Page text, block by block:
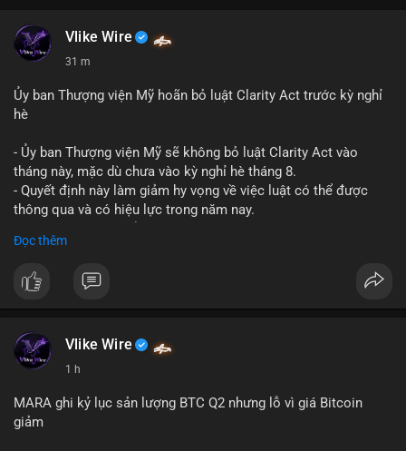
Vlike Wire
31 m
Ủy ban Thượng viện Mỹ hoãn bỏ luật Clarity Act trước kỳ nghỉ
hè
- Ủy ban Thượng viện Mỹ sẽ không bỏ luật Clarity Act vào
tháng này, mặc dù chưa vào kỳ nghỉ hè tháng 8.
- Quyết định này làm giảm hy vọng về việc luật có thể được
thông qua và có hiệu lực trong năm nay.
mục chứng chỉ cho tài sản số tại Mỹ.
và phát triển thị trường crypto tại Mỹ.
#vlikevn #titanbot
📰 Nguồn: CoinDesk
Đọc thêm
Vlike Wire
1 h
MARA ghi kỷ lục sản lượng BTC Q2 nhưng lỗ vì giá Bitcoin
giảm